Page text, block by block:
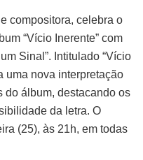
compositora, celebra o
“Vício Inerente” com
Sinal”. Intitulado “Vício
uma nova interpretação
do álbum, destacando os
da letra. O
(25), às 21h, em todas